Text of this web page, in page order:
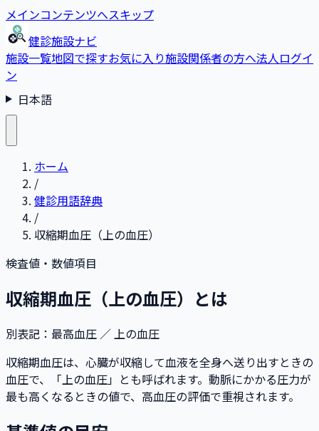
メインコンテンツへスキップ
健診施設ナビ
施設一覧地図で探すお気に入り施設関係者の方へ法人ログイ
ン
日本語
ホーム
/
健診用語辞典
/
収縮期血圧（上の血圧）
検査値・数値項目
収縮期血圧（上の血圧）とは
別表記 ： 最高血圧 ／ 上の血圧
収縮期血圧は、心臓が収縮して血液を全身へ送り出すときの
血圧で、「上の血圧」とも呼ばれます。動脈にかかる圧力が
最も高くなるときの値で、高血圧の評価で重視されます。